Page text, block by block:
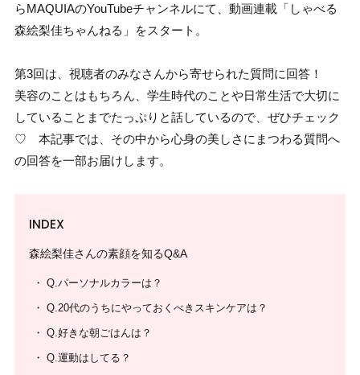
らMAQUIAのYouTubeチャンネルにて、動画連載「しゃべる
森絵梨佳ちゃんねる」をスタート。
第3回は、視聴者のみなさんから寄せられた質問に回答！
美容のことはもちろん、学生時代のことや日常生活で大切に
していることまでたっぷりと話しているので、ぜひチェック
♡ 本記事では、その中から心身の美しさにまつわる質問へ
の回答を一部お届けします。
INDEX
森絵梨佳さんの素顔を知るQ&A
Q.パーソナルカラーは？
Q.20代のうちにやっておくべきスキンケアは？
Q.好きな朝ごはんは？
Q.運動はしてる？